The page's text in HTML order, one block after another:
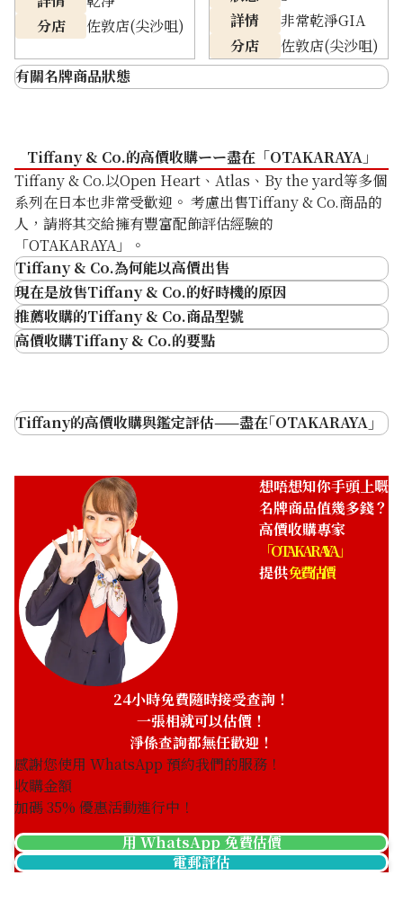
tiffany 1837 necklace
參考回收價
HKD 7,617.32
tiffany horseshoe necklace
參考回收價
HKD 6,073.94
分店
佐敦店(尖沙咀)
詳情
非常乾淨GIA
分店
佐敦店(尖沙咀)
有關名牌商品狀態
A 乾淨
沒有明顯損壞或污漬的狀態
B 略有使用痕跡
有使用過的痕跡，如刮痕或污漬
C 使用感明顯
等影響使用的狀態
Tiffany & Co.的高價收購ーー盡在「OTAKARAYA」
Tiffany & Co.以Open Heart、Atlas、By the yard等多個
系列在日本也非常受歡迎。 考慮出售Tiffany & Co.商品的
人，請將其交給擁有豐富配飾評估經驗的
「OTAKARAYA」。
Tiffany & Co.為何能以高價出售
在「世界五大珠寶商」中擁有頂級的知名度
素材品質好
在日本很受歡迎
現在是放售Tiffany & Co.的好時機的原因
推薦收購的Tiffany & Co.商品型號
Atlas
T Collection
By The Yard
高價收購Tiffany & Co.的要點
是否有附屬品
受歡迎的素材和顏色
同時評估（多項評估）
準確的評估
Tiffany的高價收購與鑑定評估——盡在｢OTAKARAYA｣
想唔想知你手頭上嘅
名牌商品值幾多錢？
高價收購專家
「OTAKARAYA」
提供免費估價
24小時免費隨時接受查詢！
一張相就可以估價！
淨係查詢都無任歡迎！
感謝您使用 WhatsApp 預約我們的服務！
收購金額
加碼35% 優惠活動進行中！
用 WhatsApp 免費估價
電郵評估